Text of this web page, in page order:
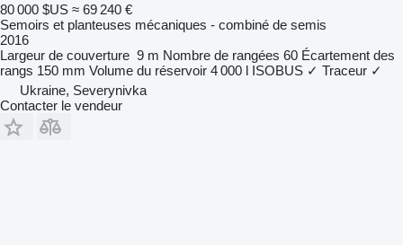
80 000 $US ≈ 69 240 €
Semoirs et planteuses mécaniques - combiné de semis
2016
Largeur de couverture 9 m Nombre de rangées 60 Écartement des
rangs 150 mm Volume du réservoir 4 000 l ISOBUS ✓ Traceur ✓
Ukraine, Severynivka
Contacter le vendeur